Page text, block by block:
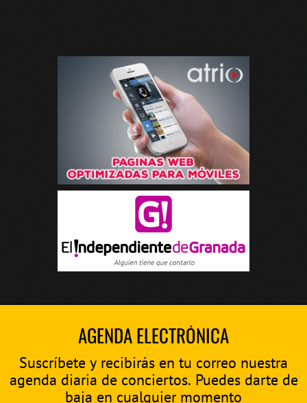
AGENDA ELECTRÓNICA
Suscríbete y recibirás en tu correo nuestra
agenda diaria de conciertos. Puedes darte de
baja en cualquier momento